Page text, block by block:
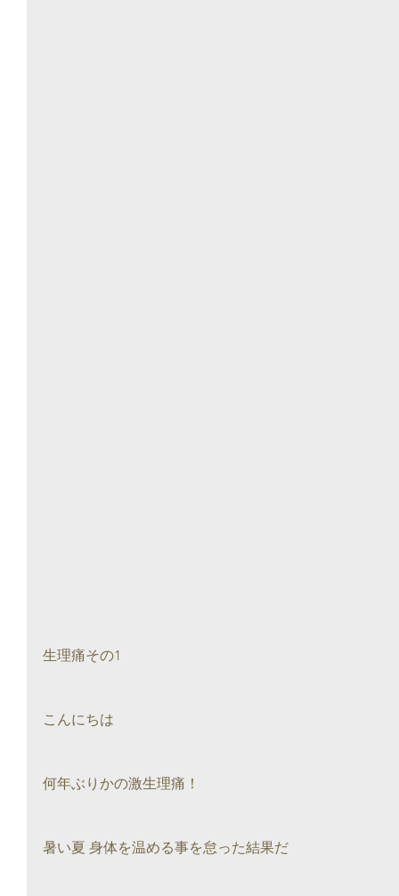
生理痛その1
こんにちは
何年ぶりかの激生理痛！
暑い夏 身体を温める事を怠った結果だ